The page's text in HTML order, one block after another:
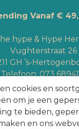
cookies en
om je een
te bieden,
en ons
Vanaf €
hype & Hype
Vughterstraat 26
GH ’s-
Telefoon:073